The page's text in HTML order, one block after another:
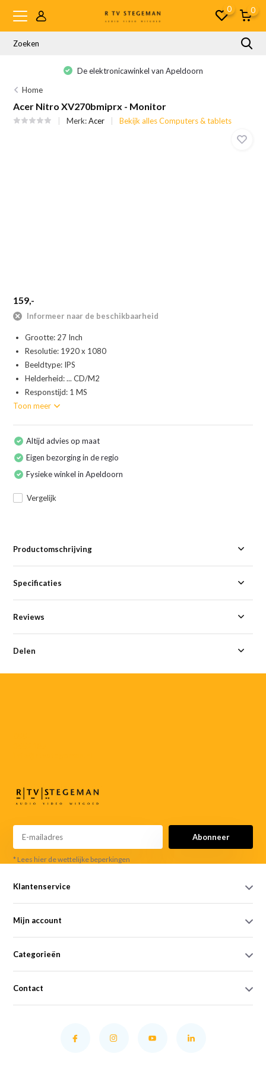
0 0
De elektronicawinkel van Apeldoorn
Home
Acer Nitro XV270bmiprx - Monitor
Merk:Acer Bekijk alles Computers & tablets
159,-
Informeer naar de beschikbaarheid
Grootte: 27 Inch
Resolutie: 1920 x 1080
Beeldtype: IPS
Helderheid: ... CD/M2
Responstijd: 1 MS
Toon meer
Altijd advies op maat
Eigen bezorging in de regio
Fysieke winkel in Apeldoorn
Vergelijk
Productomschrijving
Specificaties
Reviews
Delen
Abonneer
* Lees hier de wettelijke beperkingen
Klantenservice
Mijn account
Categorieën
Contact